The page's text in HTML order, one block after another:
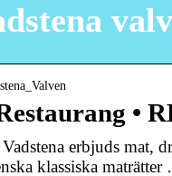
•
erbjuds
klassiska